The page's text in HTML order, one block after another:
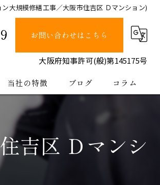
ン大規模修繕工事／大阪市住吉区 Ｄマンション)
お問い合わせはこちら
大阪府知事許可(般)第145175号
当社の特徴
塗装
止水
ブログ コラム
吉区 Ｄマンシ